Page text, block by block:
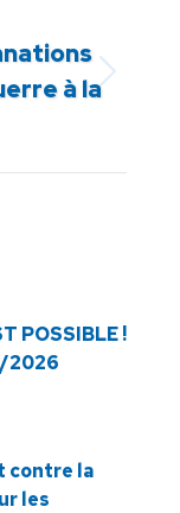
à la
POSSIBLE !
2026
contre la
les